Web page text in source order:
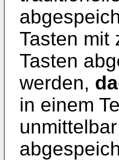
Tasten mit
Tasten
werden,
in einem